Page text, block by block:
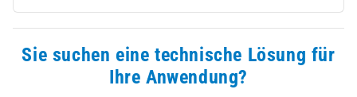
Sie suchen eine technische Lösung für
Ihre Anwendung?